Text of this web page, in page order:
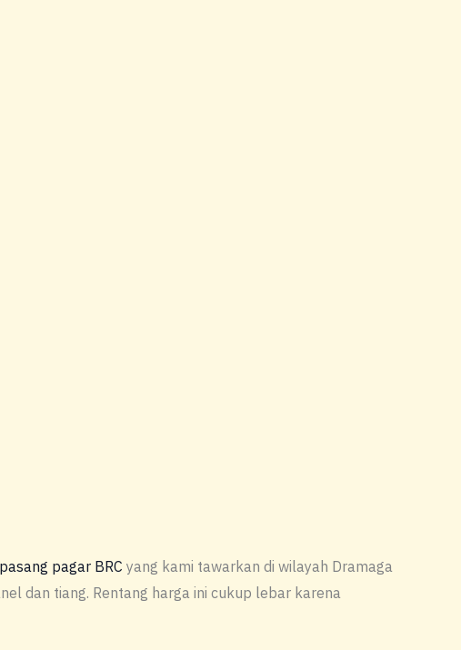
pagar BRC yang kami tawarkan di wilayah Dramaga
dan tiang. Rentang harga ini cukup lebar karena